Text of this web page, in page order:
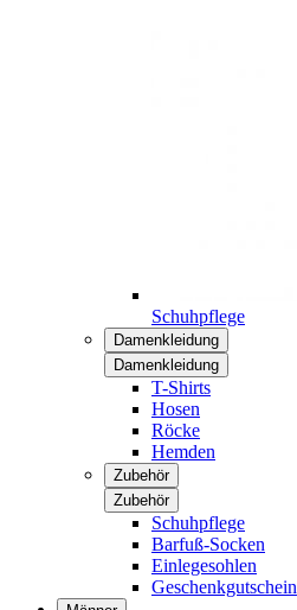
Schuhpflege
Damenkleidung
Damenkleidung
T-Shirts
Hosen
Röcke
Hemden
Zubehör
Zubehör
Schuhpflege
Barfuß-Socken
Einlegesohlen
Geschenkgutschein